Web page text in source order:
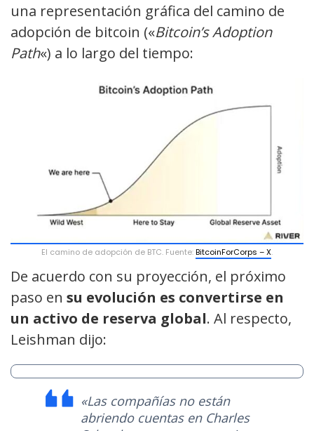
una representación gráfica del camino de
adopción de bitcoin («Bitcoin’s Adoption
Path«) a lo largo del tiempo:
El camino de adopción de BTC. Fuente:BitcoinForCorps – X.
De acuerdo con su proyección, el próximo
paso en su evolución es convertirse en
un activo de reserva global. Al respecto,
Leishman dijo:
«Las compañías no están
abriendo cuentas en Charles